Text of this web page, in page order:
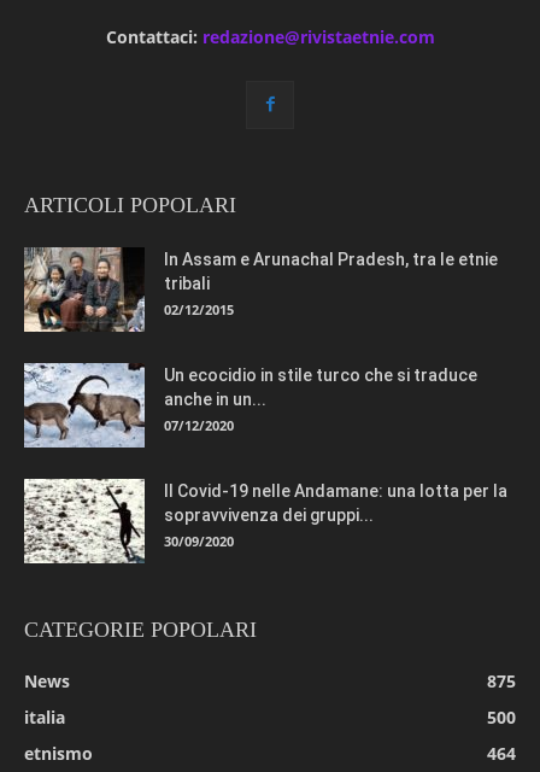
Contattaci: redazione@rivistaetnie.com
ARTICOLI POPOLARI
In Assam e Arunachal Pradesh, tra le etnie
tribali
02/12/2015
Un ecocidio in stile turco che si traduce
anche in un...
07/12/2020
Il Covid-19 nelle Andamane: una lotta per la
sopravvivenza dei gruppi...
30/09/2020
CATEGORIE POPOLARI
News
875
italia
500
etnismo
464